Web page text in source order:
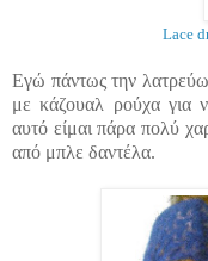
Lace
Εγώ πάντως την λατρεύω
με κάζουαλ ρούχα για
αυτό είμαι πάρα πολύ
από μπλε δαντέλα.